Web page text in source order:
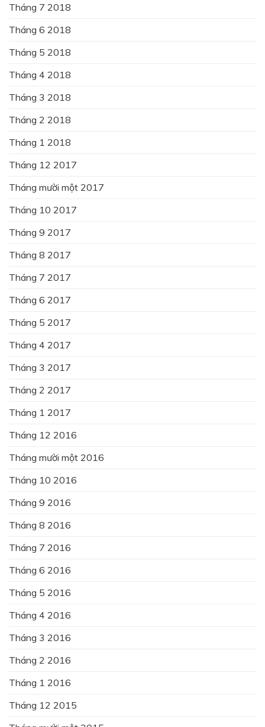
Tháng 7 2018
Tháng 6 2018
Tháng 5 2018
Tháng 4 2018
Tháng 3 2018
Tháng 2 2018
Tháng 1 2018
Tháng 12 2017
Tháng mười một 2017
Tháng 10 2017
Tháng 9 2017
Tháng 8 2017
Tháng 7 2017
Tháng 6 2017
Tháng 5 2017
Tháng 4 2017
Tháng 3 2017
Tháng 2 2017
Tháng 1 2017
Tháng 12 2016
Tháng mười một 2016
Tháng 10 2016
Tháng 9 2016
Tháng 8 2016
Tháng 7 2016
Tháng 6 2016
Tháng 5 2016
Tháng 4 2016
Tháng 3 2016
Tháng 2 2016
Tháng 1 2016
Tháng 12 2015